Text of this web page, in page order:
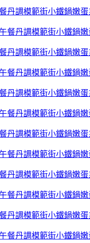
丹調模範街小鐵鍋嫩
丹調模範街小鐵鍋嫩
丹調模範街小鐵鍋嫩
丹調模範街小鐵鍋嫩
丹調模範街小鐵鍋嫩
丹調模範街小鐵鍋嫩